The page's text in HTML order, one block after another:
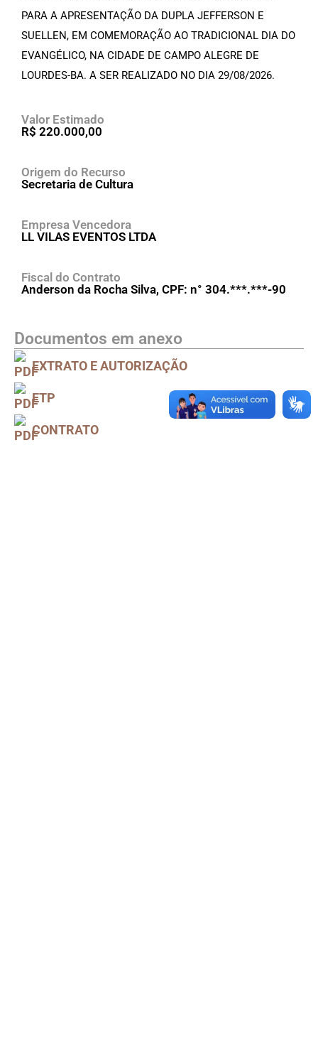
PARA A APRESENTAÇÃO DA DUPLA JEFFERSON E
SUELLEN, EM COMEMORAÇÃO AO TRADICIONAL DIA DO
EVANGÉLICO, NA CIDADE DE CAMPO ALEGRE DE
LOURDES-BA. A SER REALIZADO NO DIA 29/08/2026.
Valor Estimado
R$ 220.000,00
Origem do Recurso
Secretaria de Cultura
Empresa Vencedora
LL VILAS EVENTOS LTDA
Fiscal do Contrato
Anderson da Rocha Silva, CPF: n° 304.***.***-90
Documentos em anexo
EXTRATO E AUTORIZAÇÃO
ETP
CONTRATO